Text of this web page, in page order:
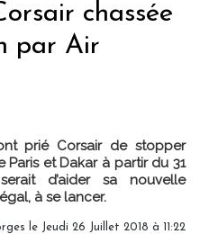
chassée
par Air
prié Corsair de stopper
Paris et Dakar à partir du 31
d’aider sa nouvelle
à se lancer.
le Jeudi 26 Juillet 2018 à 11:22